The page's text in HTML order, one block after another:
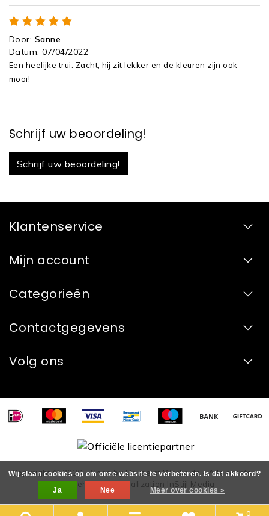
Door: Sanne
Datum:07/04/2022
Een heelijke trui. Zacht, hij zit lekker en de kleuren zijn ook
mooi!
Schrijf uw beoordeling!
Schrijf uw beoordeling!
Klantenservice
Mijn account
Categorieën
Contactgegevens
Volg ons
Copyright © 2026 - Shop by House of Workouts - Alle rechten
voorbehouden - Realization InStijl Media
0
Wij slaan cookies op om onze website te verbeteren. Is dat akkoord?
Ja
Nee Meer over cookies »